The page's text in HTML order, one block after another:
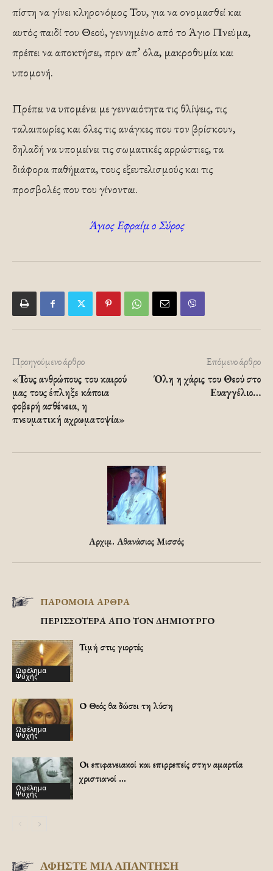
πίστη να γίνει κληρονόμος Του, για να ονομασθεί και
αυτός παιδί του Θεού, γεννημένο από το Άγιο Πνεύμα,
πρέπει να αποκτήσει, πριν απ’ όλα, μακροθυμία και
υπομονή.
Πρέπει να υπομένει με γενναιότητα τις θλίψεις, τις
ταλαιπωρίες και όλες τις ανάγκες που τον βρίσκουν,
δηλαδή να υπομείνει τις σωματικές αρρώστιες, τα
διάφορα παθήματα, τους εξευτελισμούς και τις
προσβολές που του γίνονται.
Άγιος Εφραίμ ο Σύρος
Προηγούμενο άρθρο
«Τους ανθρώπους του καιρού
μας τους έπληξε κάποια
φοβερή ασθένεια, η
πνευματική αχρωματοψία»
Επόμενο άρθρο
Όλη η χάρις του Θεού στο
Ευαγγέλιο…
Αρχιμ. Αθανάσιος Μισσός
ΠΑΡΟΜΟΙΑ ΑΡΘΡΑ
ΠΕΡΙΣΣΟΤΕΡΑ ΑΠΟ ΤΟΝ ΔΗΜΙΟΥΡΓΟ
Ωφέλημα
Ψυχής
Τιμή στις γιορτές
Ωφέλημα
Ψυχής
Ο Θεός θα δώσει τη λύση
Ωφέλημα
Ψυχής
Οι επιφανειακοί και επιρρεπείς στην αμαρτία
χριστιανοί …
ΑΦΗΣΤΕ ΜΙΑ ΑΠΑΝΤΗΣΗ